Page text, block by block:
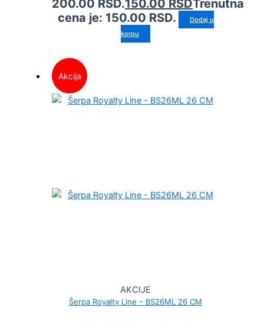
200.00 RSD.150.00 RSDTrenutna
cena je: 150.00 RSD.
Dodaj u
korpu
Akcija
AKCIJE
Šerpa Royalty Line – BS26ML 26 CM